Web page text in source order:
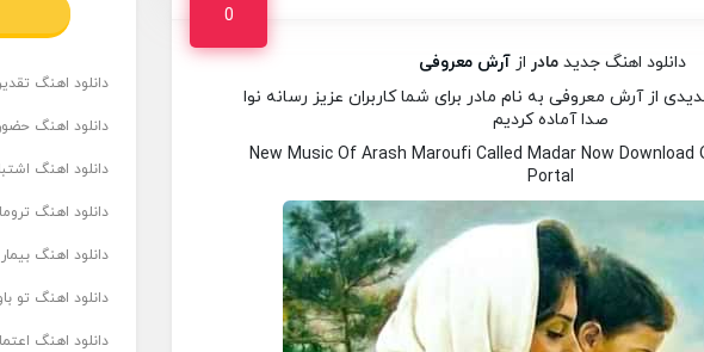
0
دانلود اهنگ جدیدمادر ازآرش معروفی
از آرش معروفی به نام مادر برای شما کاربران عزیز رسانه نوا
صدا آماده کردیم
New Music Of Arash Maroufi Called Madar Now Download
Portal
دانلود اهنگ
دانلود اهنگ
دانلود اهنگ
دانلود اهنگ
دانلود اهنگ
دانلود اهنگ تو
دانلود اهنگ